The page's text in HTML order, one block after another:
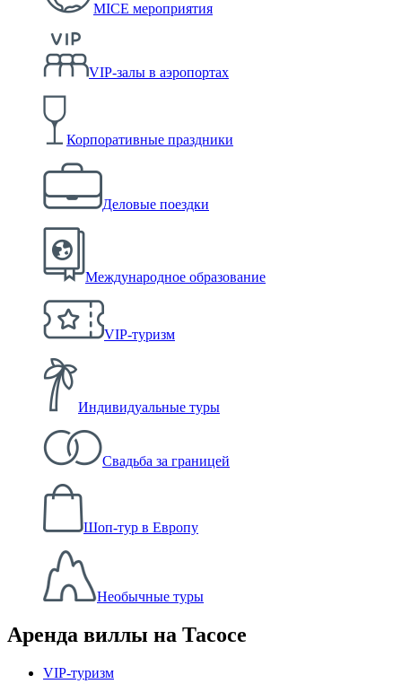
MICE мероприятия
VIP-залы в аэропортах
Корпоративные праздники
Деловые поездки
Международное образование
VIP-туризм
Индивидуальные туры
Свадьба за границей
Шоп-тур в Европу
Необычные туры
Аренда виллы на Тасосе
VIP-туризм